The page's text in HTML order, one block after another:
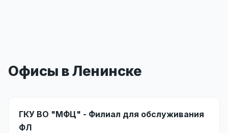
Офисы в Ленинске
ГКУ ВО "МФЦ" - Филиал для обслуживания
ФЛ